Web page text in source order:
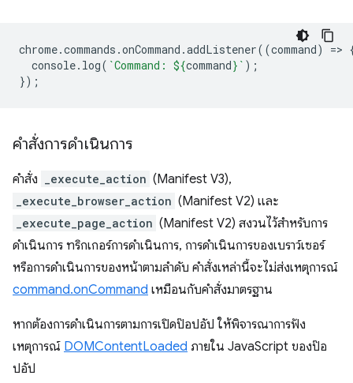
chrome.commands .onCommand .addListener((command) =>
console. log( `Command: ${command} ` );
});
คำสั่งการดำเนินการ
คำสั่ง _execute_action (Manifest V3),
_execute_browser_action (Manifest V2) และ
_execute_page_action (Manifest V2) สงวนไว้สำหรับการ
ดำเนินการ ทริกเกอร์การดำเนินการ, การดำเนินการของเบราว์เซอร์
หรือการดำเนินการของหน้าตามลำดับ คำสั่งเหล่านี้จะไม่ส่งเหตุการณ์
command.onCommand เหมือนกับคำสั่งมาตรฐาน
หากต้องการดำเนินการตามการเปิดป๊อปอัป ให้พิจารณาการฟัง
เหตุการณ์ DOMContentLoaded ภายใน JavaScript ของป๊อ
ปอัป